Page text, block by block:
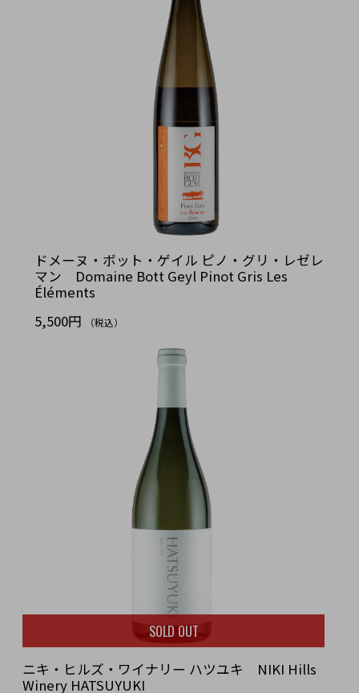
ドメーヌ・ボット・ゲイル ピノ・グリ・レゼレ
マン Domaine Bott Geyl Pinot Gris Les
Éléments
5,500円
（税込）
SOLD OUT
ニキ・ヒルズ・ワイナリー ハツユキ NIKI Hills
Winery HATSUYUKI